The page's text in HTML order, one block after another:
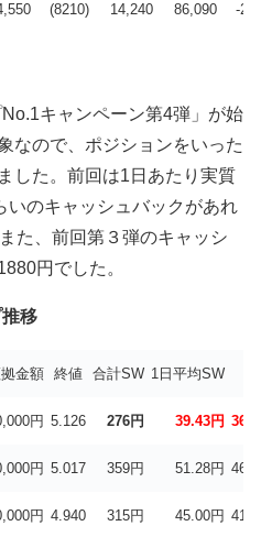
(8210) 14,240 86,090 -
キャンペーン第4弾」が始
なので、ポジションをいった
した。前回は1日あたり実質
いのキャッシュバックがあれ
た、前回第３弾のキャッシ
円でした。
移
金額 終値 合計SW 1日平均SW
円 5.126 276円 39.43円
円 5.017 359円 51.28円
円 4.940 315円 45.00円